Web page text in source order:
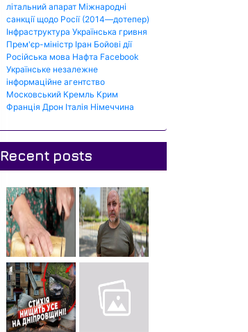
літальний апарат Міжнародні
санкції щодо Росії (2014—дотепер)
Інфраструктура Українська гривня
Прем'єр-міністр Іран Бойові дії
Російська мова Нафта Facebook
Українське незалежне
інформаційне агентство
Московський Кремль Крим
Франція Дрон Італія Німеччина
Recent posts